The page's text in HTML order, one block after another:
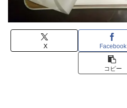
X Facebook
コピー